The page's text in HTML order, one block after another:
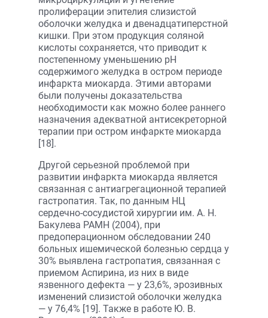
пролиферации эпителия слизистой
оболочки желудка и двенадцатиперстной
кишки. При этом продукция соляной
кислоты сохраняется, что приводит к
постепенному уменьшению рН
содержимого желудка в остром периоде
инфаркта миокарда. Этими авторами
были получены доказательства
необходимости как можно более раннего
назначения адекватной антисекреторной
терапии при остром инфаркте миокарда
[18].
Другой серьезной проблемой при
развитии инфаркта миокарда является
связанная с антиагрегационной терапией
гастропатия. Так, по данным НЦ
сердечно-сосудистой хирургии им. А. Н.
Бакулева РАМН (2004), при
предоперационном обследовании 240
больных ишемической болезнью сердца у
30% выявлена гастропатия, связанная с
приемом Аспирина, из них в виде
язвенного дефекта — у 23,6%, эрозивных
изменений слизистой оболочки желудка
— у 76,4% [19]. Также в работе Ю. В.